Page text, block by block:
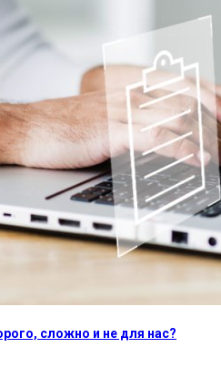
сложно и не для нас?